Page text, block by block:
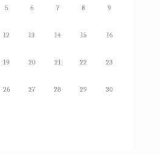
5 6 7 8 9
12 13 14 15 16
19 20 21 22 23
26 27 28 29 30